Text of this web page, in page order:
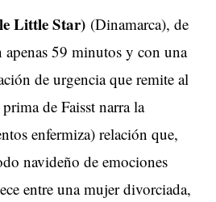
Little Star) (Dinamarca), de
59 minutos y con una
de urgencia que remite al
de Faisst narra la
enfermiza) relación que,
navideño de emociones
entre una mujer divorciada,